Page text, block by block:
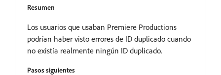
Resumen
Los usuarios que usaban Premiere Productions
podrían haber visto errores de ID duplicado cuando
no existía realmente ningún ID duplicado.
Pasos siguientes